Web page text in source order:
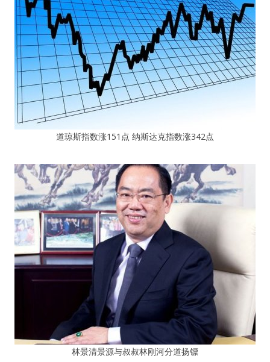
道琼斯指数涨151点 纳斯达克指数涨342点
林景清景源与叔叔林刚河分道扬镖